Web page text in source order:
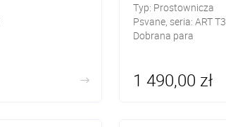
Typ: Prostownicza
Psvane, seria: ART T3
Dobrana para
1 490,00 zł